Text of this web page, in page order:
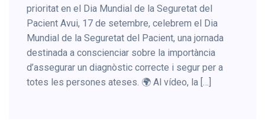
prioritat en el Dia Mundial de la Seguretat del
Pacient Avui, 17 de setembre, celebrem el Dia
Mundial de la Seguretat del Pacient, una jornada
destinada a conscienciar sobre la importància
d’assegurar un diagnòstic correcte i segur per a
totes les persones ateses. 🌍 Al vídeo, la […]